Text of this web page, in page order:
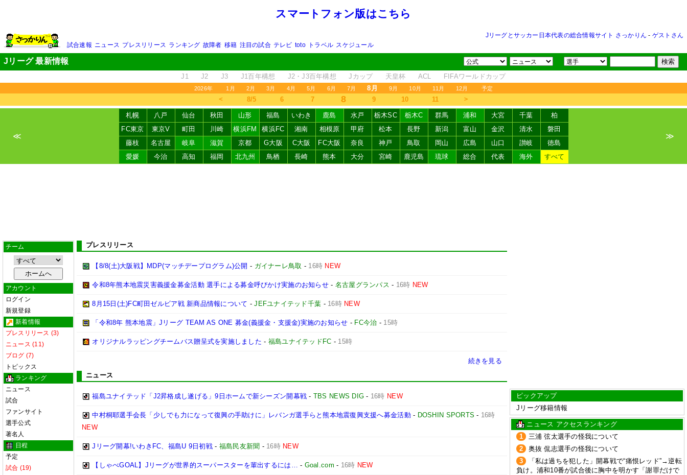
スマートフォン版はこちら
Jリーグとサッカー日本代表の総合情報サイト さっかりん - ゲストさん
試合速報 ニュース プレスリリース ランキング 故障者 移籍 注目の試合 テレビ toto トラベル スケジュール
Jリーグ 最新情報
J1 J2 J3 J1百年構想 J2・J3百年構想 Jカップ 天皇杯 ACL FIFAワールドカップ
2026年 1月 2月 3月 4月 5月 6月 7月 8月 9月 10月 11月 12月 予定
＜ 8/5 6 7 8 9 10 11 ＞
≪
札幌 八戸 仙台 秋田 山形 福島 いわき 鹿島 水戸 栃木SC 栃木C 群馬 浦和 大宮 千葉
柏
FC東京
東京V 町田 川崎 横浜FM 横浜FC 湘南 相模原 甲府 松本 長野 新潟 富山 金沢 清水
磐田
藤枝
名古屋 岐阜 滋賀 京都 G大阪 C大阪 FC大阪 奈良 神戸 鳥取 岡山 広島 山口 讃岐
徳島
愛媛
今治 高知 福岡 北九州 鳥栖 長崎 熊本 大分 宮崎 鹿児島 琉球 総合 代表 海外 すべて
≫
チーム
アカウント
ログイン
新規登録
新着情報
プレスリリース (3)
ニュース (11)
ブログ (7)
トピックス
ランキング
ニュース
試合
ファンサイト
選手公式
著名人
日程
予定
試合 (19)
プレスリリース
【8/8(土)大阪戦】MDP(マッチデープログラム)公開 - ガイナーレ鳥取 - 16時 NEW
令和8年熊本地震災害義援金募金活動 選手による募金呼びかけ実施のお知らせ- 名古屋グランパス - 16時 NEW
8月15日(土)FC町田ゼルビア戦 新商品情報について -JEFユナイテッド千葉 - 16時 NEW
「令和8年 熊本地震」Jリーグ TEAM AS ONE 募金(義援金・支援金)実施のお知らせ - FC今治 - 15時
オリジナルラッピングチームバス贈呈式を実施しました - 福島ユナイテッドFC - 15時
続きを見る
ニュース
福島ユナイテッド「J2昇格成し遂げる」9日ホームで新シーズン開幕戦 - TBS NEWS DIG - 16時 NEW
中村桐耶選手会長「少しでも力になって復興の手助けに」レバンガ選手らと熊本地震復興支援へ募金活動- DOSHIN SPORTS - 16時
NEW
Jリーグ開幕!いわきFC、福島U 9日初戦- 福島民友新聞 - 16時 NEW
【しゃべGOAL】Jリーグが世界的スーパースターを輩出するには… - Goal.com - 16時 NEW
ピックアップ
Jリーグ移籍情報
ニュース アクセスランキング
1
三浦 弦太選手の怪我について
2
奥抜 侃志選手の怪我について
3
「私は過ちを犯した」開幕戦で“痛恨レッド”→逆転
負け。浦和10番が試合後に胸中を明かす「謝罪だけで